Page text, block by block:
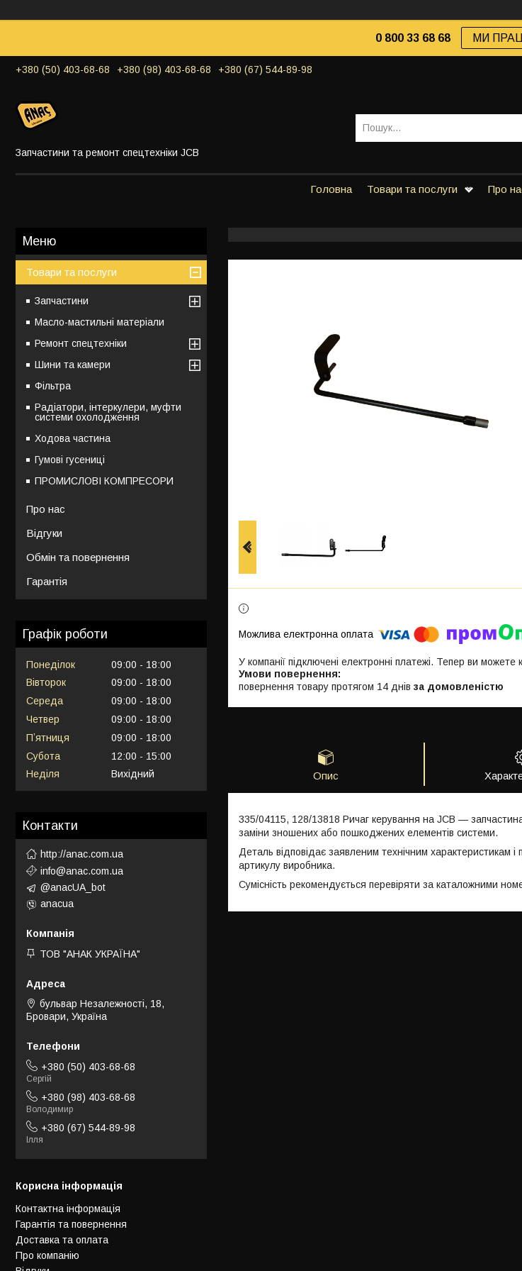
0 800 33 68 68 МИ
+380 (50) 403-68-68 +380 (98) 403-68-68 +380 (67) 544-89-98
Запчастини та ремонт спецтехніки JCB
Головна Товари та послуги Про
У компанії підключені електронні платежі. Тепер ви
повернення товару протягом 14 днів за домовленістю
Опис
335/04115, 128/13818 Ричаг керування на JCB —
заміни зношених або пошкоджених елементів системи.
Деталь відповідає заявленим технічним характеристикам
артикулу виробника.
Сумісність рекомендується перевіряти за каталожними
Товари та послуги
Запчастини
Масло-мастильні матеріали
Ремонт спецтехніки
Шини та камери
Фільтра
Радіатори, інтеркулери, муфти
системи охолодження
Ходова частина
Гумові гусениці
ПРОМИСЛОВІ КОМПРЕСОРИ
Про нас
Відгуки
Обмін та повернення
Гарантія
Графік роботи
Понеділок 09:00
18:00
Вівторок
09:00
18:00
Середа
09:00
18:00
Четвер
09:00
18:00
Пʼятниця
09:00
18:00
Субота
12:00
15:00
Неділя
Вихідний
Контакти
http://anac.com.ua
info@anac.com.ua
@anacUA_bot
anacua
ТОВ "АНАК УКРАЇНА"
бульвар Незалежності, 18,
Бровари, Україна
+380 (50) 403-68-68
Сергій
+380 (98) 403-68-68
Володимир
+380 (67) 544-89-98
Ілля
Корисна інформація
Контактна інформація
Гарантія та повернення
Доставка та оплата
Про компанію